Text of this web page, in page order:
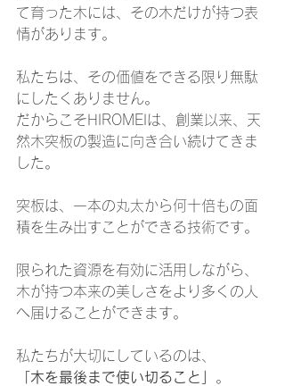
て育った木には、その木だけが持つ表
情があります。
私たちは、その価値をできる限り無駄
にしたくありません。
だからこそHIROMEIは、創業以来、天
然木突板の製造に向き合い続けてきま
した。
突板は、一本の丸太から何十倍もの面
積を生み出すことができる技術です。
限られた資源を有効に活用しながら、
木が持つ本来の美しさをより多くの人
へ届けることができます。
私たちが大切にしているのは、
「木を最後まで使い切ること」 。